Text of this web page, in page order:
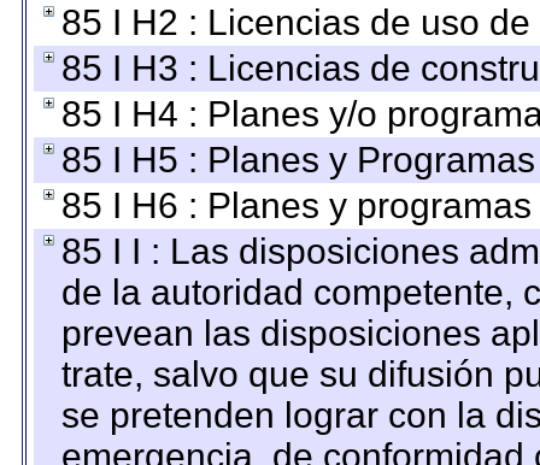
85 I H2 : Licencias de uso
85 I H3 : Licencias de
85 I H4 : Planes y/o
85 I H5 : Planes y
85 I H6 : Planes y
85 I I : Las disposiciones
de la autoridad competente,
prevean las disposiciones
trate, salvo que su difusión
se pretenden lograr con la
emergencia, de